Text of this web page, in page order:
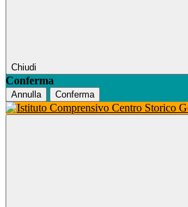
Chiudi
Conferma
Annulla Conferma